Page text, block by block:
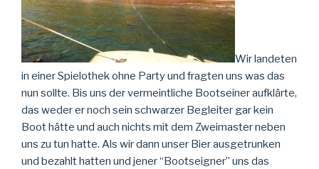
Wir landeten
in einer Spielothek ohne Party und fragten uns was das
nun sollte. Bis uns der vermeintliche Bootseiner aufklärte,
das weder er noch sein schwarzer Begleiter gar kein
Boot hätte und auch nichts mit dem Zweimaster neben
uns zu tun hatte. Als wir dann unser Bier ausgetrunken
und bezahlt hatten und jener “Bootseigner” uns das